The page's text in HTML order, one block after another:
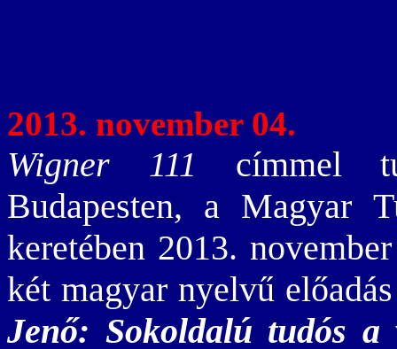
2013. november 04.
Wigner 111 címmel
Budapesten, a Magyar
keretében 2013.
két magyar nyelvű
Jenő: Sokoldalú tudós a